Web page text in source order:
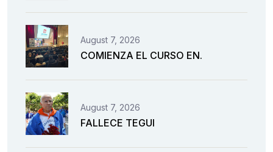
August 7, 2026
COMIENZA EL CURSO EN.
August 7, 2026
FALLECE TEGUI